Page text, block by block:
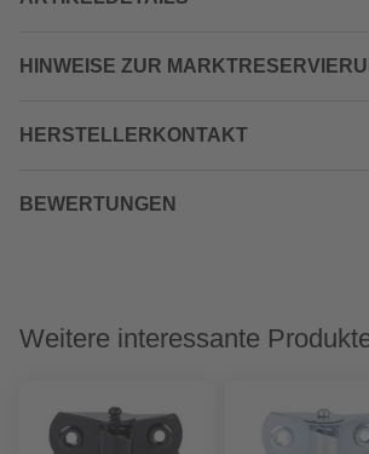
HINWEISE ZUR
HERSTELLERKONTAKT
BEWERTUNGEN
Weitere interessante